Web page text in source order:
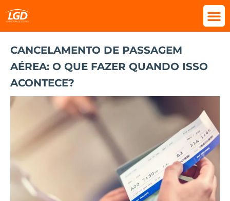
CANCELAMENTO DE PASSAGEM
AÉREA: O QUE FAZER QUANDO ISSO
ACONTECE?